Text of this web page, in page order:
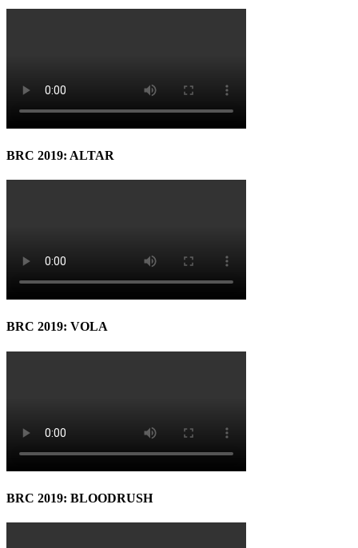
BRC 2019: ALTAR
BRC 2019: VOLA
BRC 2019: BLOODRUSH